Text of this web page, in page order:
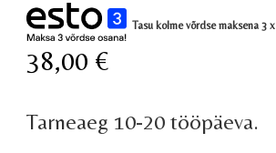
Tasu kolme võrdse maksena 3 x
38,00 €
Tarneaeg 10-20 tööpäeva.